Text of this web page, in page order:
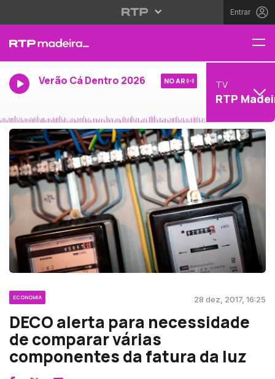
Entrar
Verão Cá Dentro 2026 NO AR TV
RTP
ECONOMIA 28 dez, 2017, 16:25
DECO alerta para necessidade
de comparar várias
componentes da fatura da luz